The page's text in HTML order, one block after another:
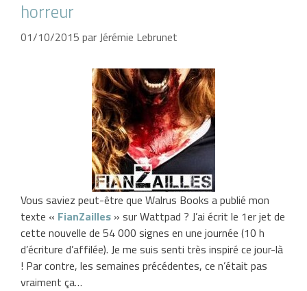
horreur
01/10/2015 par Jérémie Lebrunet
Vous saviez peut-être que Walrus Books a publié mon
texte « FianZailles » sur Wattpad ? J’ai écrit le 1er jet de
cette nouvelle de 54 000 signes en une journée (10 h
d’écriture d’affilée). Je me suis senti très inspiré ce jour-là
! Par contre, les semaines précédentes, ce n’était pas
vraiment ça…